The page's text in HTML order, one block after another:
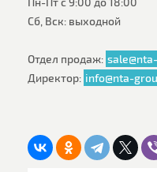
Сб, Вск: выходной
Отдел продаж:
Директор: info@nta-